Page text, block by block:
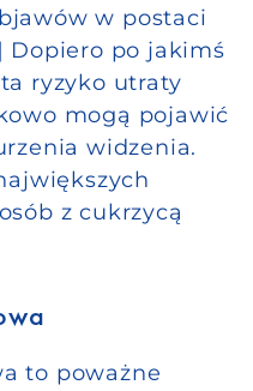
w postaci
Dopiero po jakimś
ryzyko utraty
mogą pojawić
widzenia.
z cukrzycą
to poważne